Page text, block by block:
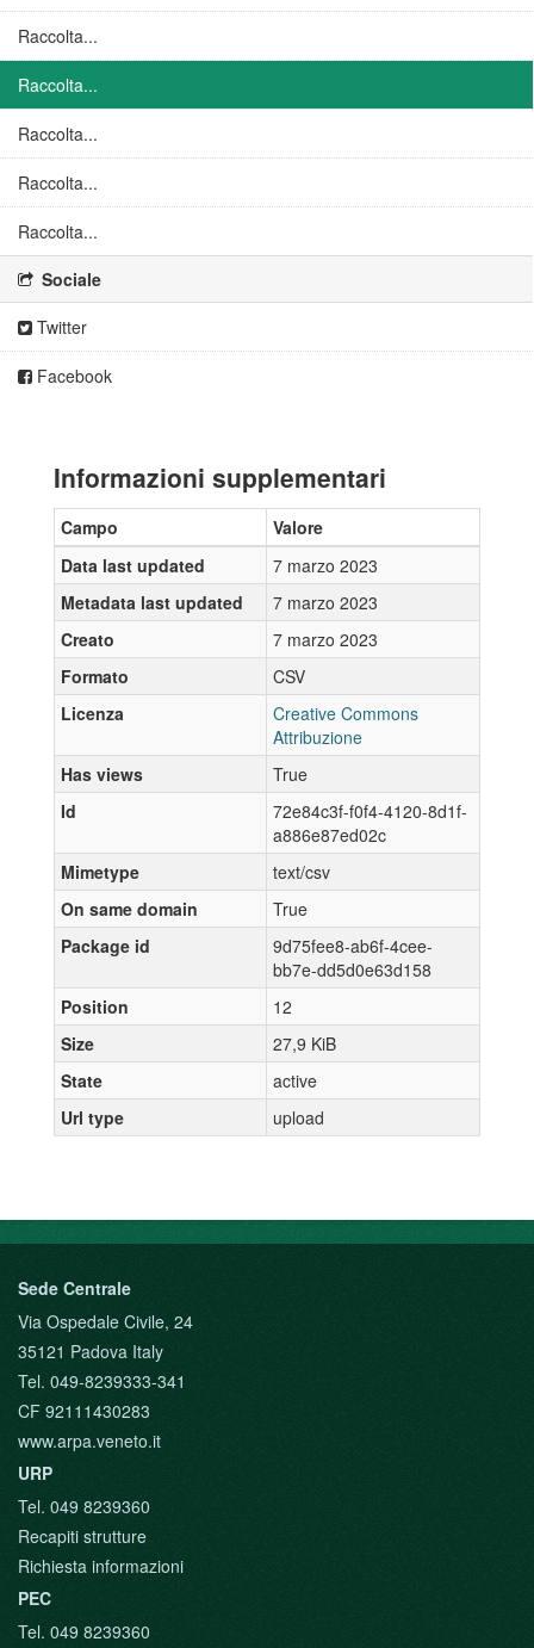
Raccolta...
Raccolta...
Raccolta...
Raccolta...
Raccolta...
Sociale
Twitter
Facebook
Informazioni supplementari
Campo
Valore
Data last updated
7 marzo 2023
Metadata last updated
7 marzo 2023
Creato
7 marzo 2023
Formato
CSV
Licenza
Creative Commons
Attribuzione
Has views
True
Id
72e84c3f-f0f4-4120-8d1f-
a886e87ed02c
Mimetype
text/csv
On same domain
True
Package id
9d75fee8-ab6f-4cee-
bb7e-dd5d0e63d158
Position
12
Size
27,9 KiB
State
active
Url type
upload
Sede Centrale
Via Ospedale Civile, 24
35121 Padova Italy
Tel. 049-8239333-341
CF 92111430283
www.arpa.veneto.it
URP
Tel. 049 8239360
Recapiti strutture
Richiesta informazioni
PEC
Tel. 049 8239360